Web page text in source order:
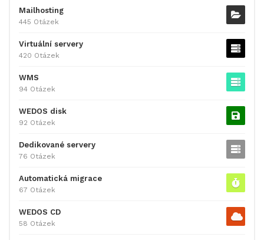
Mailhosting
445 Otázek
Virtuální servery
420 Otázek
WMS
94 Otázek
WEDOS disk
92 Otázek
Dedikované servery
76 Otázek
Automatická migrace
67 Otázek
WEDOS CD
58 Otázek